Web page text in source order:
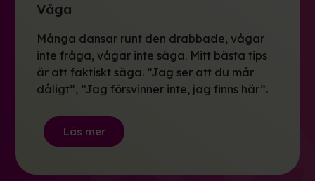
Våga
Många dansar runt den drabbade, vågar
inte fråga, vågar inte säga. Mitt bästa tips
är att faktiskt säga. ”Jag ser att du mår
dåligt”, ”Jag försvinner inte, jag finns här”.
Läs mer